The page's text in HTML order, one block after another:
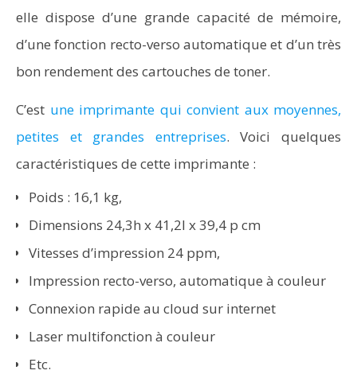
elle dispose d’une grande capacité de mémoire,
d’une fonction recto-verso automatique et d’un très
bon rendement des cartouches de toner.
C’est une imprimante qui convient aux moyennes,
petites et grandes entreprises. Voici quelques
caractéristiques de cette imprimante :
Poids : 16,1 kg,
Dimensions 24,3h x 41,2l x 39,4 p cm
Vitesses d’impression 24 ppm,
Impression recto-verso, automatique à couleur
Connexion rapide au cloud sur internet
Laser multifonction à couleur
Etc.